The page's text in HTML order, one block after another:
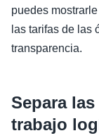
puedes
las tarifas de las
transparencia.
Separa
trabajo